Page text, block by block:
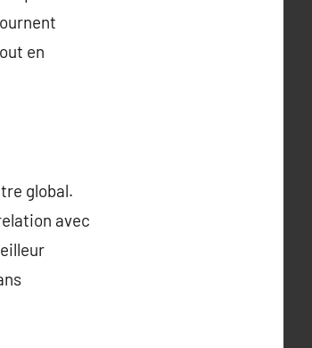
en
global.
avec